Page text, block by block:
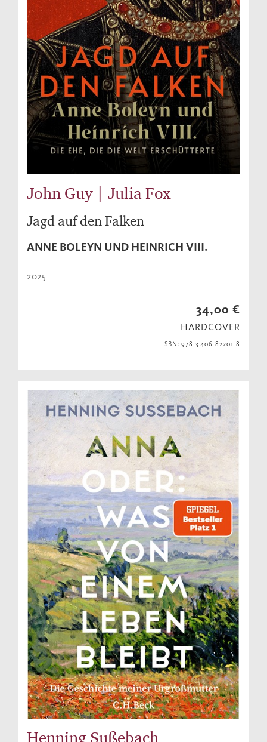
John Guy | Julia Fox
Jagd auf den Falken
ANNE BOLEYN UND HEINRICH VIII.
2025
34,00 €
HARDCOVER
ISBN: 978-3-406-82201-8
Henning Sußebach